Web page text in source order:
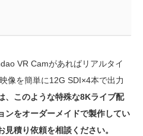
VR Camがあればリアルタイ
像を簡単に12G SDI×4本で出力
、このような特殊な8Kライブ配
ンをオーダーメイドで製作してい
積り依頼を相談ください。